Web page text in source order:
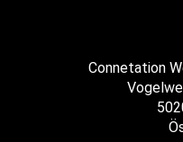
Connetation